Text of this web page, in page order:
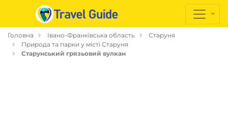
Головна Івано-Франківська область
Старуня
Природа та парки у місті Старуня
Старунський грязьовий вулкан